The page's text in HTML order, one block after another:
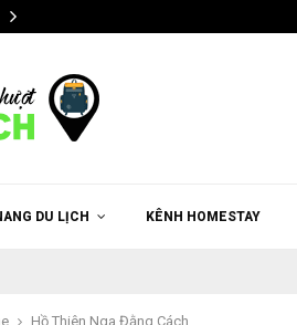
DU LỊCH KÊNH HOMESTAY
Hồ Thiên Nga Đằng Cách